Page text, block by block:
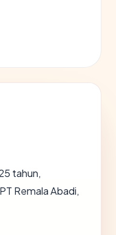
tahun,
Remala Abadi,